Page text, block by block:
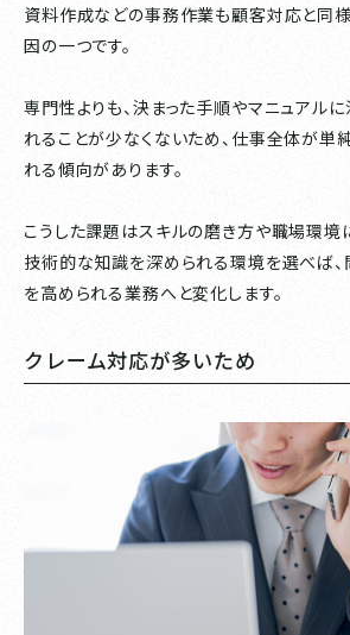
資料作成などの事務作業も顧客対応と同
因の一つです。
専門性よりも、決まった手順やマニュアル
れることが少なくないため、仕事全体が単
れる傾向があります。
こうした課題はスキルの磨き方や職場環境
技術的な知識を深められる環境を選べば
を高められる業務へと変化します。
クレーム対応が多いため